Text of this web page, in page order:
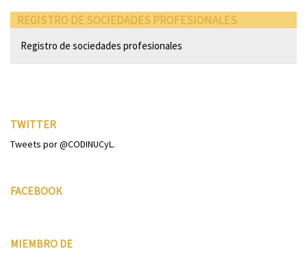
REGISTRO DE SOCIEDADES PROFESIONALES
Registro de sociedades profesionales
TWITTER
Tweets por @CODINUCyL.
FACEBOOK
MIEMBRO DE